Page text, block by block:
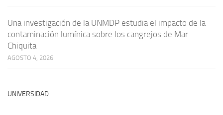
Una investigación de la UNMDP estudia el impacto de la
contaminación lumínica sobre los cangrejos de Mar
Chiquita
AGOSTO 4, 2026
UNIVERSIDAD